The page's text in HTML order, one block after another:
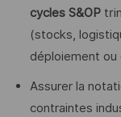
cycles S&OP
(stocks,
déploiement ou
Assurer la
contraintes